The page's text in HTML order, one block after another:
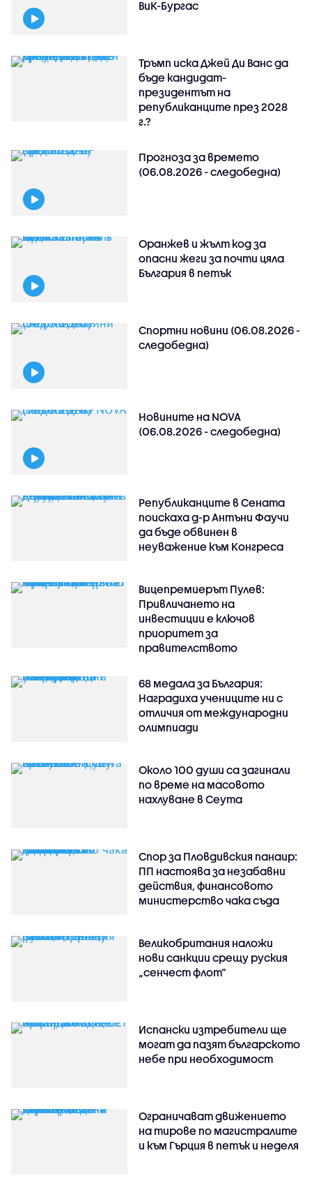
ВиК-Бургас
Тръмп иска Джей Ди Ванс да
бъде кандидат-
президентът на
републиканците през 2028
г.?
Прогноза за времето
(06.08.2026 - следобедна)
Оранжев и жълт код за
опасни жеги за почти цяла
България в петък
Спортни новини (06.08.2026 -
следобедна)
Новините на NOVA
(06.08.2026 - следобедна)
Републиканците в Сената
поискаха д-р Антъни Фаучи
да бъде обвинен в
неуважение към Конгреса
Вицепремиерът Пулев:
Привличането на
инвестиции е ключов
приоритет за
правителството
68 медала за България:
Наградиха учениците ни с
отличия от международни
олимпиади
Около 100 души са загинали
по време на масовото
нахлуване в Сеута
Спор за Пловдивския панаир:
ПП настоява за незабавни
действия, финансовото
министерство чака съда
Великобритания наложи
нови санкции срещу руския
„сенчест флот“
Испански изтребители ще
могат да пазят българското
небе при необходимост
Ограничават движението
на тирове по магистралите
и към Гърция в петък и неделя